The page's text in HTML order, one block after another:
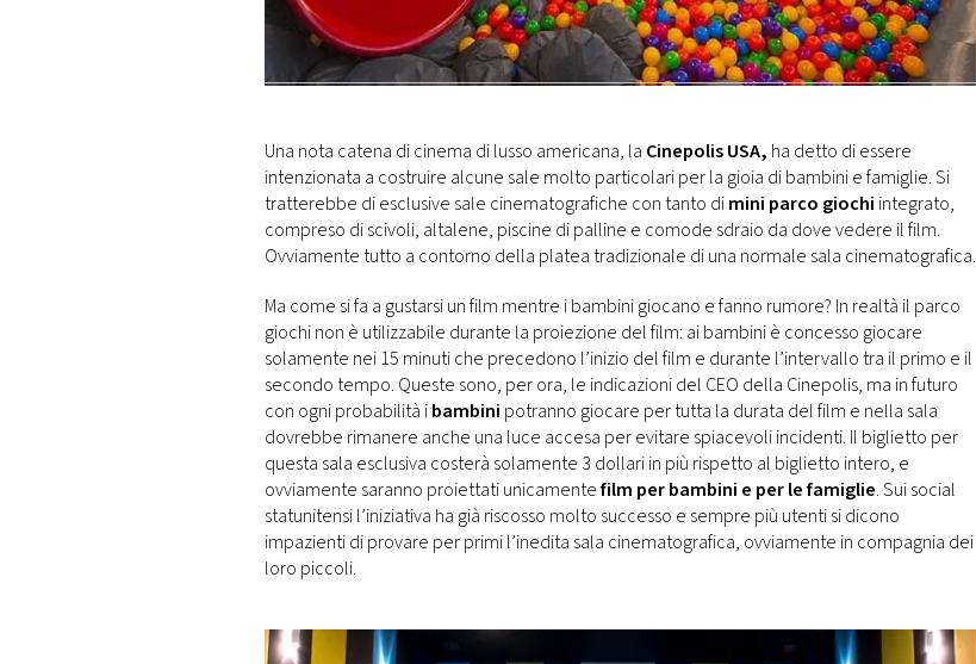
MONACO
Una nota catena di cinema di lusso americana, la Cinepolis USA, ha detto di essere
intenzionata a costruire alcune sale molto particolari per la gioia di bambini e famiglie. Si
tratterebbe di esclusive sale cinematografiche con tanto dimini parco giochi integrato,
compreso di scivoli, altalene, piscine di palline e comode sdraio da dove vedere il film.
Ovviamente tutto a contorno della platea tradizionale di una normale sala cinematografica.
Ma come si fa a gustarsi un film mentre i bambini giocano e fanno rumore? In realtà il parco
giochi non è utilizzabile durante la proiezione del film: ai bambini è concesso giocare
solamente nei 15 minuti che precedono l’inizio del film e durante l’intervallo tra il primo e il
secondo tempo. Queste sono, per ora, le indicazioni del CEO della Cinepolis, ma in futuro
con ogni probabilità ibambini potranno giocare per tutta la durata del film e nella sala
dovrebbe rimanere anche una luce accesa per evitare spiacevoli incidenti. Il biglietto per
questa sala esclusiva costerà solamente 3 dollari in più rispetto al biglietto intero, e
ovviamente saranno proiettati unicamentefilm per bambini e per le famiglie. Sui social
statunitensi l’iniziativa ha già riscosso molto successo e sempre più utenti si dicono
impazienti di provare per primi l’inedita sala cinematografica, ovviamente in compagnia dei
loro piccoli.